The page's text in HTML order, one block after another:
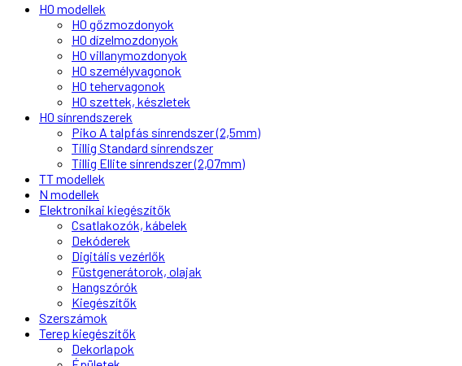
H0 modellek
H0 gőzmozdonyok
H0 dízelmozdonyok
H0 villanymozdonyok
H0 személyvagonok
H0 tehervagonok
H0 szettek, készletek
H0 sínrendszerek
Piko A talpfás sínrendszer (2,5mm)
Tillig Standard sínrendszer
Tillig Ellite sínrendszer (2,07mm)
TT modellek
N modellek
Elektronikai kiegészítők
Csatlakozók, kábelek
Dekóderek
Digitális vezérlők
Füstgenerátorok, olajak
Hangszórók
Kiegészítők
Szerszámok
Terep kiegészítők
Dekorlapok